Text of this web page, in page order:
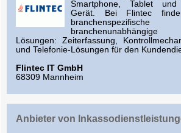
Smartphone, Tablet und
Gerät. Bei Flintec
Lösungen: Zeiterfassung,
und Telefonie-Lösungen für den
Flintec IT GmbH
68309 Mannheim
Anbieter von